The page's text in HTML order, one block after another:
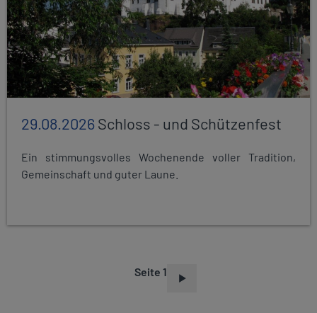
29.08.2026Schloss - und Schützenfest
Ein stimmungsvolles Wochenende voller Tradition,
Gemeinschaft und guter Laune.
Seite 1